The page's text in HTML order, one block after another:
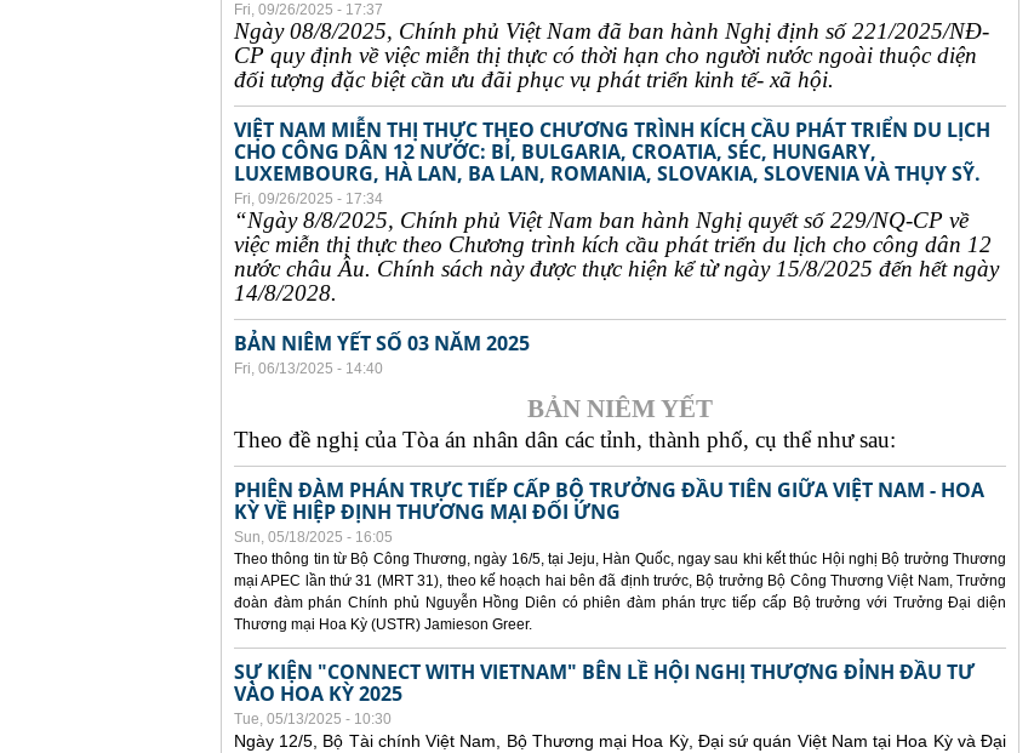
Fri, 09/26/2025 - 17:37
Ngày 08/8/2025, Chính phủ Việt Nam đã ban hành Nghị định số 221/2025/NĐ-
CP quy định về việc miễn thị thực có thời hạn cho người nước ngoài thuộc diện
đối tượng đặc biệt cần ưu đãi phục vụ phát triển kinh tế- xã hội.
VIỆT NAM MIỄN THỊ THỰC THEO CHƯƠNG TRÌNH KÍCH CẦU PHÁT TRIỂN DU LỊCH
CHO CÔNG DÂN 12 NƯỚC: BỈ, BULGARIA, CROATIA, SÉC, HUNGARY,
LUXEMBOURG, HÀ LAN, BA LAN, ROMANIA, SLOVAKIA, SLOVENIA VÀ THỤY SỸ.
Fri, 09/26/2025 - 17:34
“Ngày 8/8/2025, Chính phủ Việt Nam ban hành Nghị quyết số 229/NQ-CP về
việc miễn thị thực theo Chương trình kích cầu phát triển du lịch cho công dân 12
nước châu Âu. Chính sách này được thực hiện kể từ ngày 15/8/2025 đến hết ngày
14/8/2028.
BẢN NIÊM YẾT SỐ 03 NĂM 2025
Fri, 06/13/2025 - 14:40
BẢN NIÊM YẾT
Theo đề nghị của Tòa án nhân dân các tỉnh, thành phố, cụ thể như sau:
PHIÊN ĐÀM PHÁN TRỰC TIẾP CẤP BỘ TRƯỞNG ĐẦU TIÊN GIỮA VIỆT NAM - HOA
KỲ VỀ HIỆP ĐỊNH THƯƠNG MẠI ĐỐI ỨNG
Sun, 05/18/2025 - 16:05
Theo thông tin từ Bộ Công Thương, ngày 16/5, tại Jeju, Hàn Quốc, ngay sau khi kết thúc Hội nghị Bộ trưởng Thương
mại APEC lần thứ 31 (MRT 31), theo kế hoạch hai bên đã định trước, Bộ trưởng Bộ Công Thương Việt Nam, Trưởng
đoàn đàm phán Chính phủ Nguyễn Hồng Diên có phiên đàm phán trực tiếp cấp Bộ trưởng với Trưởng Đại diện
Thương mại Hoa Kỳ (USTR) Jamieson Greer.
SỰ KIỆN "CONNECT WITH VIETNAM" BÊN LỀ HỘI NGHỊ THƯỢNG ĐỈNH ĐẦU TƯ
VÀO HOA KỲ 2025
Tue, 05/13/2025 - 10:30
Ngày 12/5, Bộ Tài chính Việt Nam, Bộ Thương mại Hoa Kỳ, Đại sứ quán Việt Nam tại Hoa Kỳ và Đại